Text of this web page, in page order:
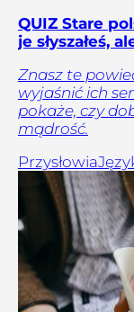
QUIZ Stare
je słyszałeś,
Znasz te
wyjaśnić ich
pokaże, czy
mądrość.
Przysłowia